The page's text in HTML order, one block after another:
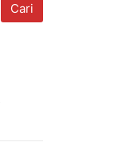
Cari